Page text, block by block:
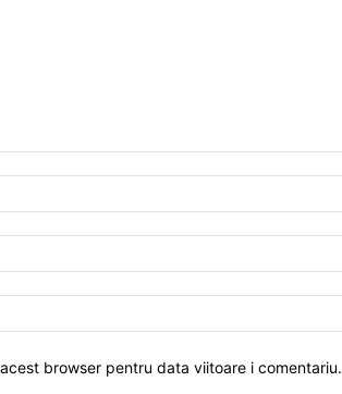
browser pentru data viitoare i comentariu.